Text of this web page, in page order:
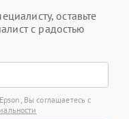
оставьте
с радостью
Вы соглашаетесь с